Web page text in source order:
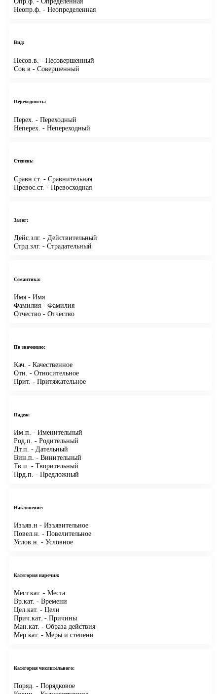
Неопр.ф. - Неопределенная
Вид:
Несов.в. - Несовершенный
Сов.в - Совершенный
Переходность:
Перех. - Переходный
Неперех. - Непереходный
Степень:
Сравн.ст. - Сравнительная
Превос.ст. - Превосходная
Залог:
Дейс.злг. - Действительный
Стрд.злг. - Страдательный
Семантика:
Имя - Имя
Фамилия - Фамилия
Отчество - Отчество
По значению:
Кач. - Качественное
Отн. - Относительное
Прит. - Притяжательное
Падеж:
Им.п. - Именительный
Род.п. - Родительный
Дт.п. - Дательный
Вин.п. - Винительный
Тв.п. - Творительный
Прд.п. - Предложный
Наклонение:
Изъяв.н - Изъявительное
Повел.н. - Повелительное
Услов.н. - Условное
Категория наречия:
Мест.кат. - Места
Вр.кат. - Времени
Цел.кат. - Цели
Прич.кат. - Причины
Ман.кат. - Образа действия
Мер.кат. - Меры и степени
Категория числительного:
Поряд. - Порядковое